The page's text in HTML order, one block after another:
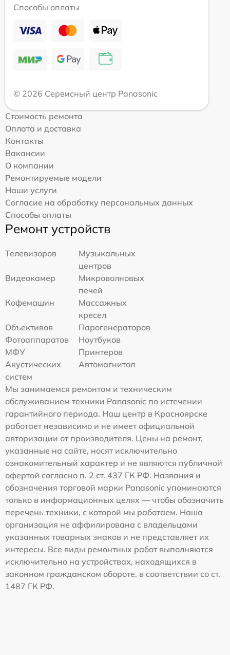
Способы оплаты
© 2026 Сервисный центр Panasonic
Стоимость ремонта
Оплата и доставка
Контакты
Вакансии
О компании
Ремонтируемые модели
Наши услуги
Согласие на обработку персональных данных
Способы оплаты
Ремонт устройств
Телевизоров
Музыкальных
центров
Видеокамер
Микроволновых
печей
Кофемашин
Массажных
кресел
Объективов
Парогенераторов
Фотоаппаратов
Ноутбуков
МФУ
Принтеров
Акустических
систем
Автомагнитол
Мы занимаемся ремонтом и техническим
обслуживанием техники Panasonic по истечении
гарантийного периода. Наш центр в Красноярске
работает независимо и не имеет официальной
авторизации от производителя. Цены на ремонт,
указанные на сайте, носят исключительно
ознакомительный характер и не являются публичной
офертой согласно п. 2 ст. 437 ГК РФ. Названия и
обозначения торговой марки Panasonic упоминаются
только в информационных целях — чтобы обозначить
перечень техники, с которой мы работаем. Наша
организация не аффилирована с владельцами
указанных товарных знаков и не представляет их
интересы. Все виды ремонтных работ выполняются
исключительно на устройствах, находящихся в
законном гражданском обороте, в соответствии со ст.
1487 ГК РФ.